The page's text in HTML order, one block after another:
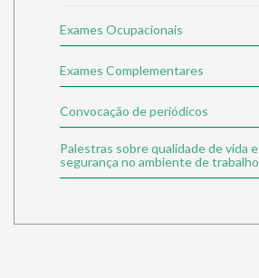
Exames Ocupacionais
Exames Complementares
Convocação de periódicos
Palestras sobre qualidade de vida e
segurança no ambiente de trabalho